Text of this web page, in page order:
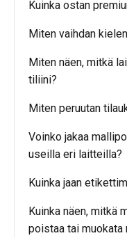
Kuinka ostan
Miten vaihdan
Miten näen, mitkä
tiliini?
Miten peruutan
Voinko jakaa
useilla eri laitteilla?
Kuinka jaan
Kuinka näen, mitkä
poistaa tai muokata